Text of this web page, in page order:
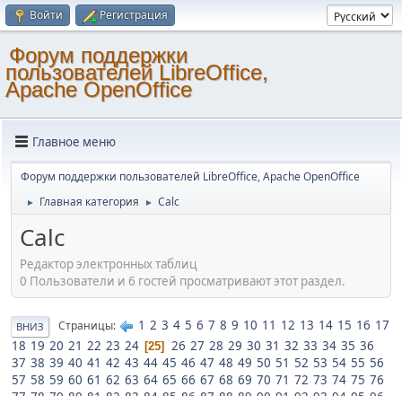
Войти Регистрация
Форум поддержки
пользователей LibreOffice,
Apache OpenOffice
Главное меню
Форум поддержки пользователей LibreOffice, Apache OpenOffice
► Главная категория ► Calc
Calc
Редактор электронных таблиц
0 Пользователи и 6 гостей просматривают этот раздел.
ВНИЗ Страницы 1 2 3 4 5 6 7 8 9 10 11 12 13 14 15 16 17
18 19 20 21 22 23 24 25 26 27 28 29 30 31 32 33 34 35 36
37 38 39 40 41 42 43 44 45 46 47 48 49 50 51 52 53 54 55 56
57 58 59 60 61 62 63 64 65 66 67 68 69 70 71 72 73 74 75 76